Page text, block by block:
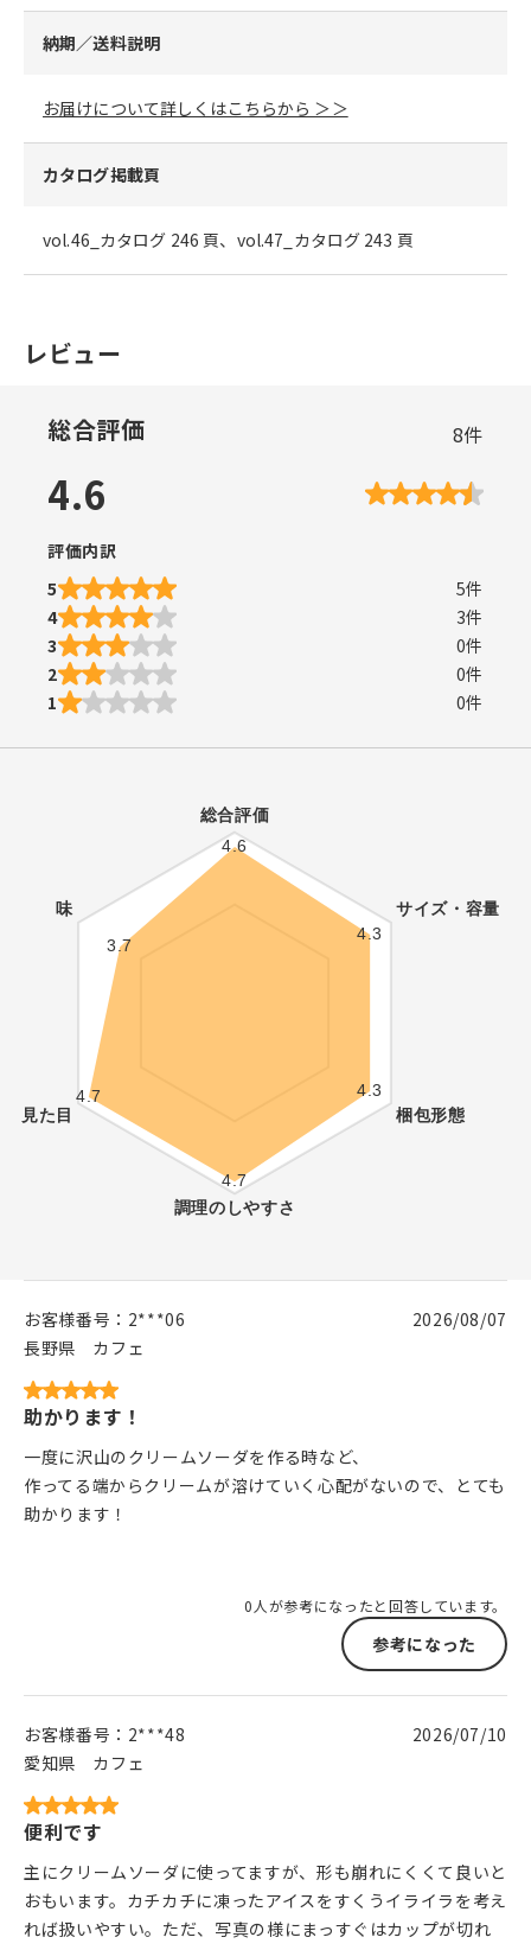
納期／送料説明
お届けについて詳しくはこちらから ＞＞
カタログ掲載頁
vol.46_カタログ 246 頁、vol.47_カタログ 243 頁
レビュー
総合評価 8件
4.6
評価内訳
5
5件
4
3件
3
0件
2
0件
1
0件
お客様番号： 2***06
長野県
カフェ
2026/08/07
助かります！
一度に沢山のクリームソーダを作る時など、
作ってる端からクリームが溶けていく心配がないので、とても
助かります！
0人が参考になったと回答しています。
参考になった
お客様番号： 2***48
愛知県
カフェ
2026/07/10
便利です
主にクリームソーダに使ってますが、形も崩れにくくて良いと
おもいます。カチカチに凍ったアイスをすくうイライラを考え
れば扱いやすい。ただ、写真の様にまっすぐはカップが切れ